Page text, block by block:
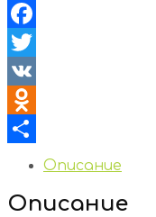
Facebook
Twitter
VK
Odnoklassniki
Отправить
Описание
Описание